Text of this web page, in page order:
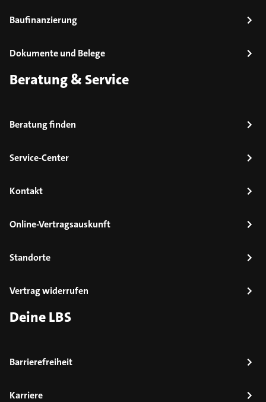
Baufinanzierung
Dokumente und Belege
Beratung & Service
Beratung finden
Service-Center
Kontakt
Online-Vertragsauskunft
Standorte
Vertrag widerrufen
Deine LBS
Barrierefreiheit
Karriere